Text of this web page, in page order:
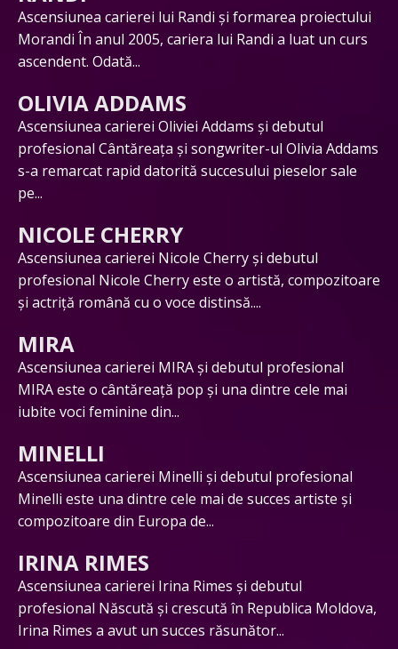
Ascensiunea carierei lui Randi și formarea proiectului
Morandi În anul 2005, cariera lui Randi a luat un curs
ascendent. Odată...
OLIVIA ADDAMS
Ascensiunea carierei Oliviei Addams și debutul
profesional Cântăreața și songwriter-ul Olivia Addams
s-a remarcat rapid datorită succesului pieselor sale
pe...
NICOLE CHERRY
Ascensiunea carierei Nicole Cherry și debutul
profesional Nicole Cherry este o artistă, compozitoare
și actriță română cu o voce distinsă....
MIRA
Ascensiunea carierei MIRA și debutul profesional
MIRA este o cântăreață pop și una dintre cele mai
iubite voci feminine din...
MINELLI
Ascensiunea carierei Minelli și debutul profesional
Minelli este una dintre cele mai de succes artiste și
compozitoare din Europa de...
IRINA RIMES
Ascensiunea carierei Irina Rimes și debutul
profesional Născută și crescută în Republica Moldova,
Irina Rimes a avut un succes răsunător...